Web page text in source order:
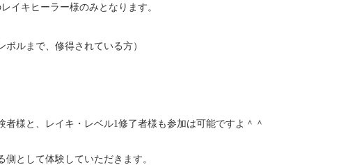
イキヒーラー様のみとなります。
ボルまで、修得されている方）
者様と、レイキ・レベル1修了者様も参加は可能ですよ＾＾
側として体験していただきます。